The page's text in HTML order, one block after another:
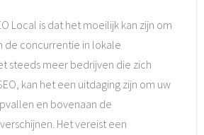
Local is dat het moeilijk kan zijn om
de concurrentie in lokale
steeds meer bedrijven die zich
kan het een uitdaging zijn om uw
en bovenaan de
Het vereist een